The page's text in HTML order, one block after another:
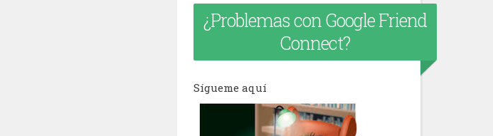
¿Problemas con Google Friend
Connect?
Sígueme aquí